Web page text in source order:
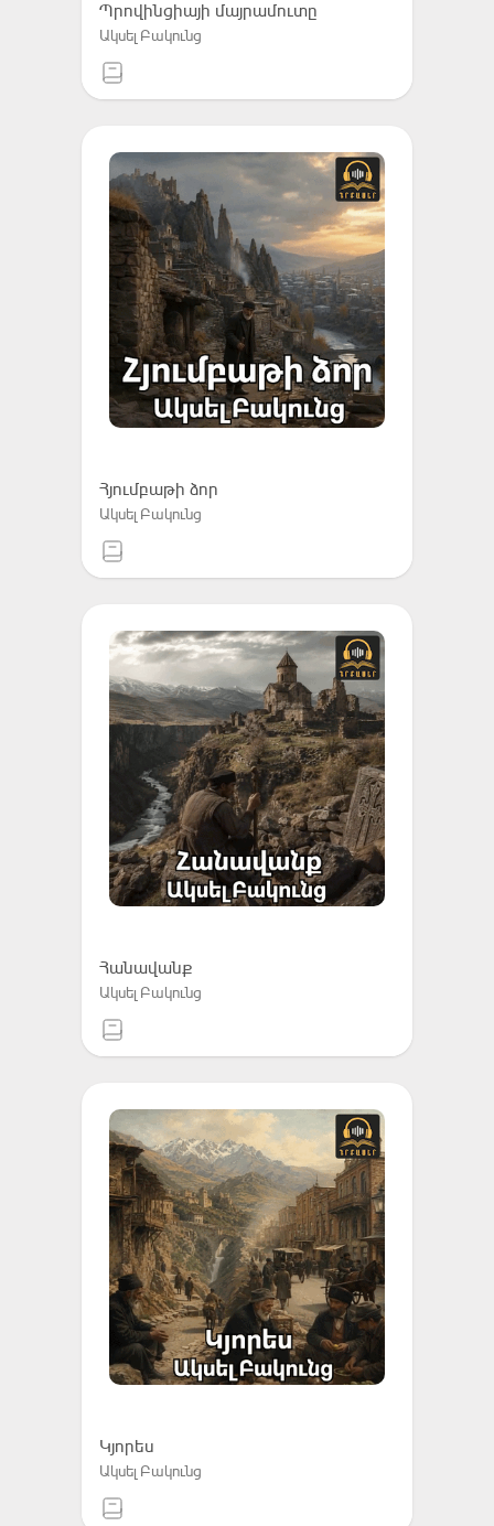
Պրովինցիայի մայրամուտը
Ակսել Բակունց
Հյումբաթի ձոր
Ակսել Բակունց
Հանավանք
Ակսել Բակունց
Կյորես
Ակսել Բակունց